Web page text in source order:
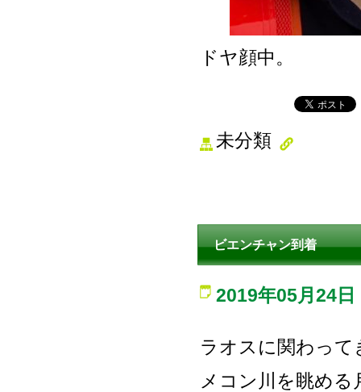
ドヤ顔中。
未分類
ビエンチャン到着
2019年05月24日
ラオスに関わっ
メコン川を眺める